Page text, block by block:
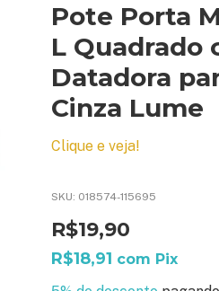
Pote Porta
L Quadrado
Datadora
Cinza Lume
Clique e veja!
SKU: 018574-115695
R$19,90
R$18,91 com Pix